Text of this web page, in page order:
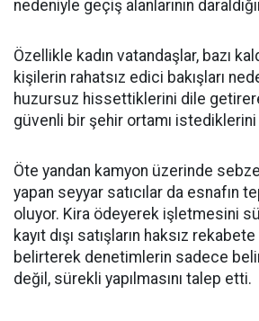
nedeniyle geçiş alanlarının
Özellikle kadın vatandaşlar, bazı
kişilerin rahatsız edici bakışları
huzursuz hissettiklerini dile
güvenli bir şehir ortamı
Öte yandan kamyon üzerinde
yapan seyyar satıcılar da esnafın
oluyor. Kira ödeyerek işletmesini
kayıt dışı satışların haksız rekabete
belirterek denetimlerin sadece
değil, sürekli yapılmasını talep etti.